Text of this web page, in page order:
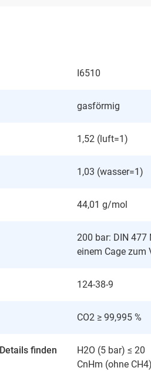
I6510
gasförmig
1,52 (luft=1)
1,03 (wasser=1)
44,01 g/mol
200 bar: DIN 477
einem Cage zum
124-38-9
CO2 ≥ 99,995 %
finden
H2O (5 bar) ≤ 20
CnHm (ohne